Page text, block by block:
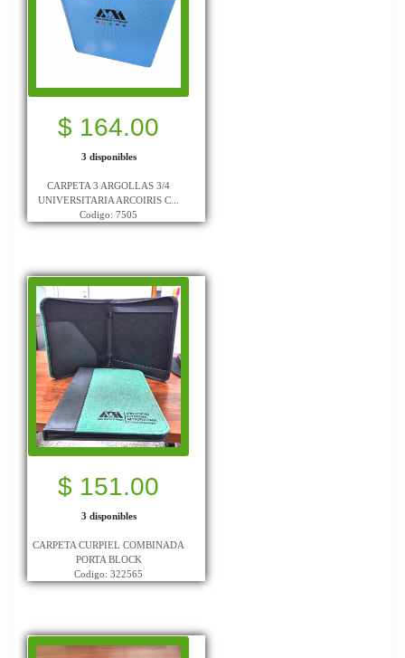
$ 164.00
3 disponibles
CARPETA 3 ARGOLLAS 3/4
UNIVERSITARIA ARCOIRIS C...
Codigo: 7505
$ 151.00
3 disponibles
CARPETA CURPIEL COMBINADA
PORTA BLOCK
Codigo: 322565